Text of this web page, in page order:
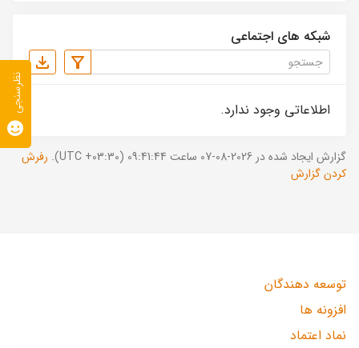
شبکه های اجتماعی
اطلاعاتی وجود ندارد.
گزارش ایجاد شده در 2026-08-07 ساعت 09:41:44 (UTC +03:30).
رفرش
کردن گزارش
توسعه دهندگان
افزونه ها
نماد اعتماد
نظرسنجی